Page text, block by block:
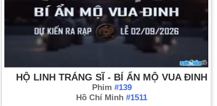
HỘ LINH TRÁNG SĨ - BÍ ẨN MỘ VUA ĐINH
Phim #139
Hồ Chí Minh #1511